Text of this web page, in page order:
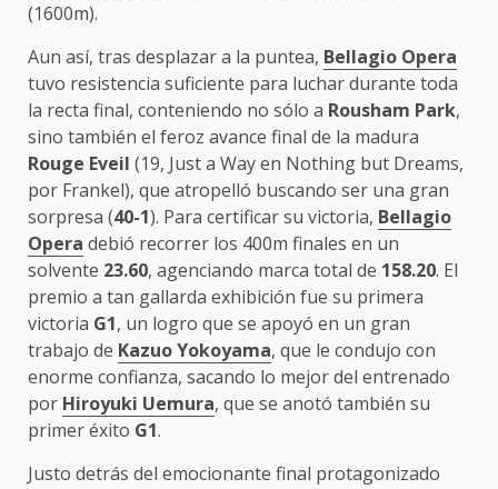
(1600m).
Aun así, tras desplazar a la puntea, Bellagio Opera
tuvo resistencia suficiente para luchar durante toda
la recta final, conteniendo no sólo a Rousham Park,
sino también el feroz avance final de la madura
Rouge Eveil (19, Just a Way en Nothing but Dreams,
por Frankel), que atropelló buscando ser una gran
sorpresa (40-1). Para certificar su victoria, Bellagio
Opera debió recorrer los 400m finales en un
solvente 23.60, agenciando marca total de 158.20. El
premio a tan gallarda exhibición fue su primera
victoria G1, un logro que se apoyó en un gran
trabajo de Kazuo Yokoyama, que le condujo con
enorme confianza, sacando lo mejor del entrenado
por Hiroyuki Uemura, que se anotó también su
primer éxito G1.
Justo detrás del emocionante final protagonizado